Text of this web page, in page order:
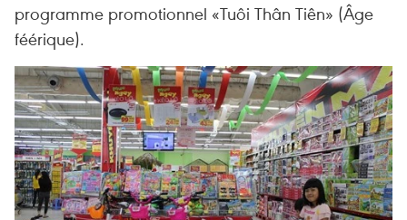
programme promotionnel «Tuôi Thân Tiên» (Âge
féérique).